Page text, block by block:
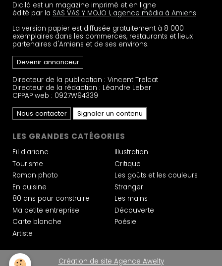
Dicilà est un magazine imprimé et en ligne
édité par la SAS VAS Y MOJO !, agence média à Amiens
La version papier est diffusée gratuitement à 8 000
exemplaires dans les commerces, restaurants et lieux
partenaires d'Amiens et de ses environs.
Devenir annonceur
Directeur de la publication : Vincent Trelcat
Directeur de la rédaction : Léandre Leber
CPPAP web : 0927W94339
Nous contacter
Signaler un contenu
LES GRANDES CATÉGORIES
Fil d'ariane
Tourisme
Roman photo
En cuisine
80 ans pour construire
Ma petite entreprise
Carte blanche
Artiste
Illustration
Critique
Les goûts et les couleurs
Stranger
Les mains
Découverte
Poésie
Création de site Agence Awelty